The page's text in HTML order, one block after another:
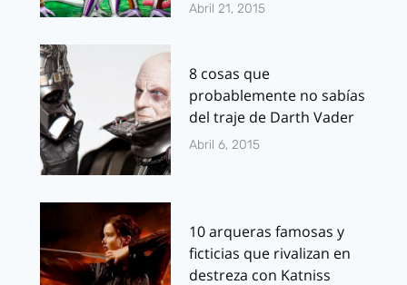
Abril 21, 2015
8 cosas que
probablemente no sabías
del traje de Darth Vader
Abril 6, 2015
10 arqueras famosas y
ficticias que rivalizan en
destreza con Katniss